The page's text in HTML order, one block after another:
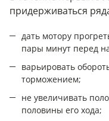
придерживаться
дать мотору
пары минут перед
варьировать
торможением;
не увеличивать
половины его хода;